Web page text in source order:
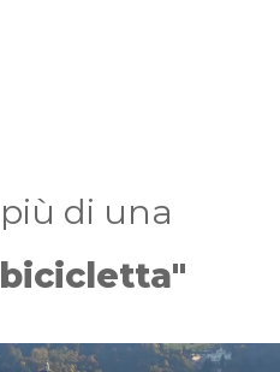
più di una
bicicletta"